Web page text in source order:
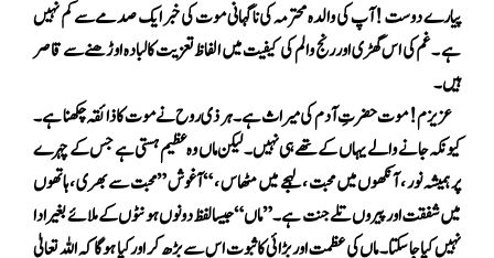
پیارے دوست ! آپ کی والدہ محترمہ کی ناگہانی موت کی خبر ایک صدمے سے کم نہیں
ہے ۔غم کی اس گھڑی اور رنج و الم کی کیفیت میں الفاظ تعزیت کا لبادہ اوڑھنے سے قاصر
ہیں۔
عزیزم ! موت حضرتِ آدم کی میراث ہے۔ہر ذی روح نے موت کا ذائقہ چکھنا ہے ۔
کیونکہ جانے والے یہاں کے تھے ہی نہیں۔ لیکن ماں وہ عظیم ہستی ہے جس کے چہرے
پر ہمیشہ نور ، آنکھوں میں محبت ، لہجے میں مٹھاس ، “آغوش ” محبت سے بھری ، ہاتھوں
میں شفقت اور پیروں تلے جنت ہے۔”ماں“ جیسا لفظ دونوں ہونٹوں کے ملائے بغیر ادا
نہیں کیا جا سکتا۔ ماں کی عظمت اور بڑائی کا ثبوت اس سے بڑھ کر اور کیا ہوگا کہ اللہ تعالیٰ